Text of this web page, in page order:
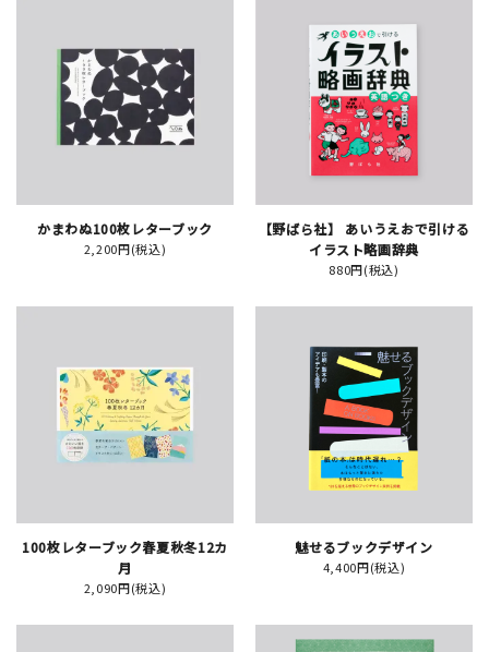
JAMグッズ
台湾グッズ
イベント・ワークショップ
ギャラリー
かまわぬ100枚レターブック
2,200円(税込)
【野ばら社】 あいうえおで引ける
イラスト略画辞典
880円(税込)
100枚レターブック春夏秋冬12カ
月
2,090円(税込)
魅せるブックデザイン
4,400円(税込)